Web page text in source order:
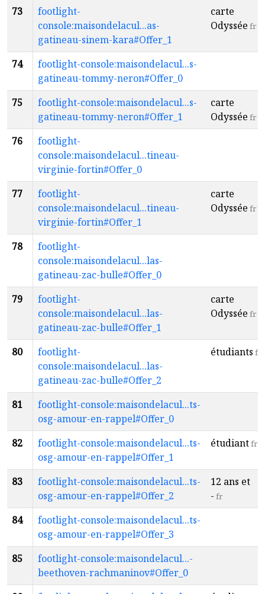
73
footlight-
console:maisondelacul...as-
gatineau-sinem-kara#Offer_1
carte
Odyssée fr
74
footlight-console:maisondelacul...s-
gatineau-tommy-neron#Offer_0
75
footlight-console:maisondelacul...s-
gatineau-tommy-neron#Offer_1
carte
Odyssée fr
76
footlight-
console:maisondelacul...tineau-
virginie-fortin#Offer_0
77
footlight-
console:maisondelacul...tineau-
virginie-fortin#Offer_1
carte
Odyssée fr
78
footlight-
console:maisondelacul...las-
gatineau-zac-bulle#Offer_0
79
footlight-
console:maisondelacul...las-
gatineau-zac-bulle#Offer_1
carte
Odyssée fr
80
footlight-
console:maisondelacul...las-
gatineau-zac-bulle#Offer_2
étudiants fr
81
footlight-console:maisondelacul...ts-
osg-amour-en-rappel#Offer_0
82
footlight-console:maisondelacul...ts-
osg-amour-en-rappel#Offer_1
étudiantfr
83
footlight-console:maisondelacul...ts-
osg-amour-en-rappel#Offer_2
12 ans et
- fr
84
footlight-console:maisondelacul...ts-
osg-amour-en-rappel#Offer_3
85
footlight-console:maisondelacul...-
beethoven-rachmaninov#Offer_0